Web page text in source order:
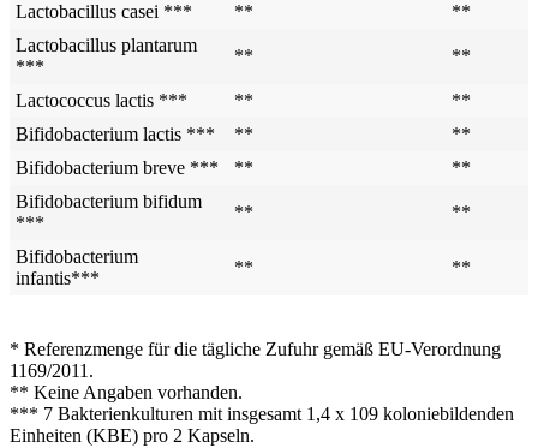
Lactobacillus casei ***
**
**
Lactobacillus plantarum
***
** **
Lactococcus lactis *** **
**
Bifidobacterium lactis ***
**
**
Bifidobacterium breve ***
**
**
Bifidobacterium bifidum
***
** **
Bifidobacterium
infantis***
** **
* Referenzmenge für die tägliche Zufuhr gemäß EU-Verordnung
1169/2011.
** Keine Angaben vorhanden.
*** 7 Bakterienkulturen mit insgesamt 1,4 x 109 koloniebildenden
Einheiten (KBE) pro 2 Kapseln.